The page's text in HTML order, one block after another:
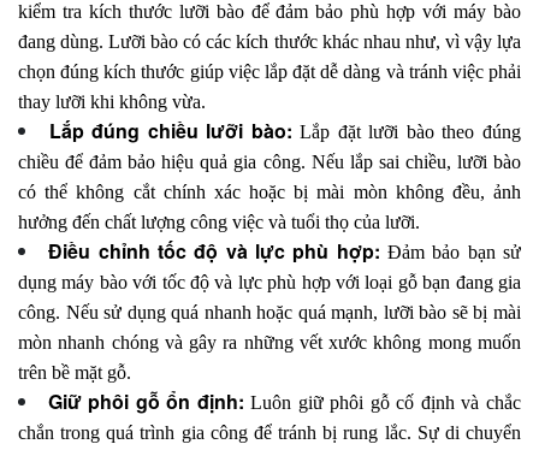
kiểm tra kích thước lưỡi bào để đảm bảo phù hợp với máy bào
đang dùng. Lưỡi bào có các kích thước khác nhau như, vì vậy lựa
chọn đúng kích thước giúp việc lắp đặt dễ dàng và tránh việc phải
thay lưỡi khi không vừa.
Lắp đúng chiều lưỡi bào:Lắp đặt lưỡi bào theo đúng
chiều để đảm bảo hiệu quả gia công. Nếu lắp sai chiều, lưỡi bào
có thể không cắt chính xác hoặc bị mài mòn không đều, ảnh
hưởng đến chất lượng công việc và tuổi thọ của lưỡi.
Điều chỉnh tốc độ và lực phù hợp:Đảm bảo bạn sử
dụng máy bào với tốc độ và lực phù hợp với loại gỗ bạn đang gia
công. Nếu sử dụng quá nhanh hoặc quá mạnh, lưỡi bào sẽ bị mài
mòn nhanh chóng và gây ra những vết xước không mong muốn
trên bề mặt gỗ.
Giữ phôi gỗ ổn định: Luôn giữ phôi gỗ cố định và chắc
chắn trong quá trình gia công để tránh bị rung lắc. Sự di chuyển